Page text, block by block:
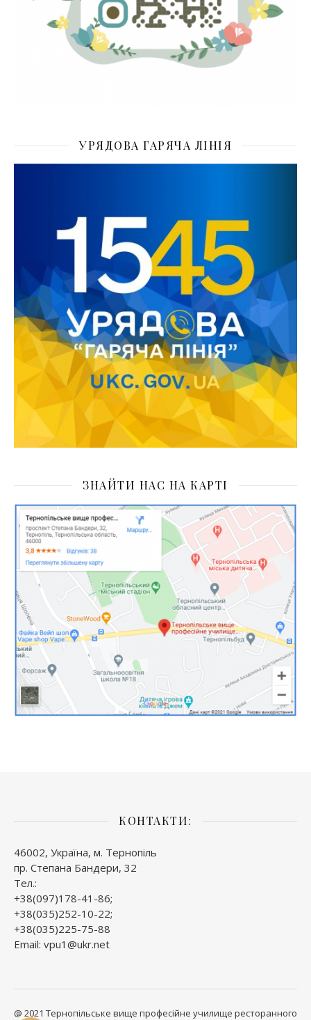
УРЯДОВА ГАРЯЧА ЛІНІЯ
ЗНАЙТИ НАС НА КАРТІ
КОНТАКТИ:
46002, Україна, м. Тернопіль
пр. Степана Бандери, 32
Тел.:
+38(097)178-41-86;
+38(035)252-10-22;
+38(035)225-75-88
Email: vpu1@ukr.net
@ 2021 Тернопільське вище професійне училище ресторанного